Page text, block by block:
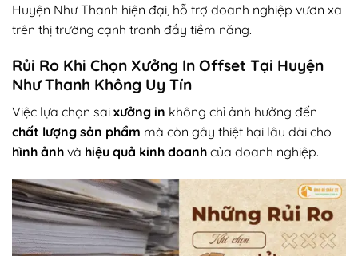
Huyện Như Thanh hiện đại, hỗ trợ doanh nghiệp vươn xa
trên thị trường cạnh tranh đầy tiềm năng.
Rủi Ro Khi Chọn Xưởng In Offset Tại Huyện
Như Thanh Không Uy Tín
Việc lựa chọn sai xưởng in không chỉ ảnh hưởng đến
chất lượng sản phẩm mà còn gây thiệt hại lâu dài cho
hình ảnh và hiệu quả kinh doanh của doanh nghiệp.